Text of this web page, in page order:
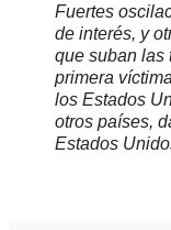
Fuertes
de interés, y
que suban las
primera
los Estados
otros países,
Estados